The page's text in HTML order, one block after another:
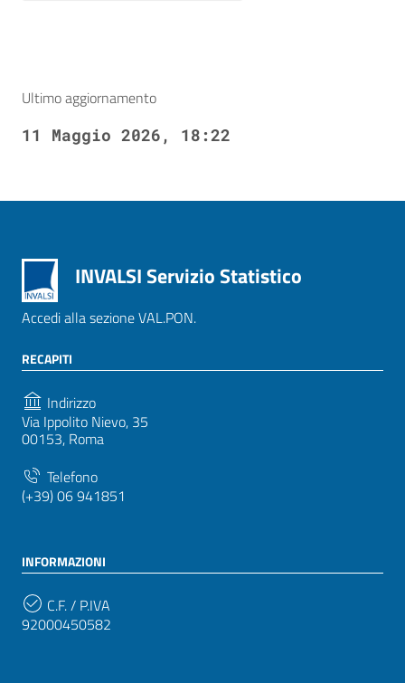
Ultimo aggiornamento
11 Maggio 2026, 18:22
INVALSI Servizio Statistico
Accedi alla sezione VAL.PON.
RECAPITI
Indirizzo
Via Ippolito Nievo, 35
00153, Roma
Telefono
(+39) 06 941851
INFORMAZIONI
C.F. / P.IVA
92000450582